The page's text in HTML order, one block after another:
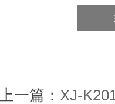
上一篇： XJ-